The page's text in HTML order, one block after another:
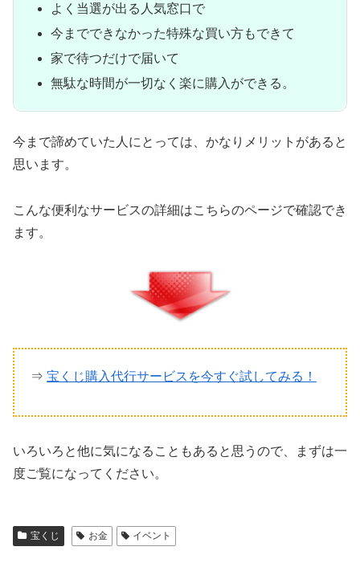
よく当選が出る人気窓口で
今までできなかった特殊な買い方もできて
家で待つだけで届いて
無駄な時間が一切なく楽に購入ができる。
今まで諦めていた人にとっては、かなりメリットがあると
思います。
こんな便利なサービスの詳細はこちらのページで確認でき
ます。
⇒ 宝くじ購入代行サービスを今すぐ試してみる！
いろいろと他に気になることもあると思うので、まずは一
度ご覧になってください。
宝くじ お金 イベント